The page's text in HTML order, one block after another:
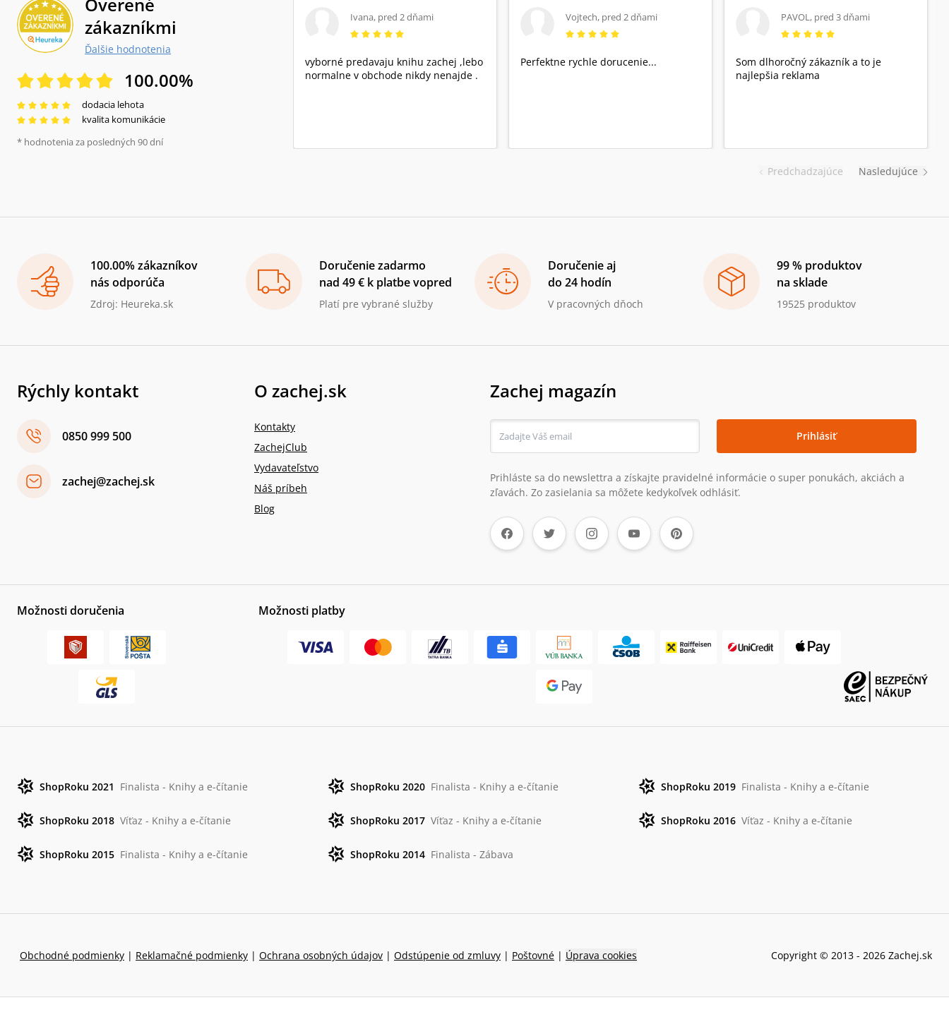
Overené
zákazníkmi
Ďalšie hodnotenia
100.00%
dodacia lehota
kvalita komunikácie
* hodnotenia za posledných 90 dní
Predchadzajúce
Ivana, pred 2 dňami
vyborné predavaju knihu zachej ,lebo
normalne v obchode nikdy nenajde .
Vojtech, pred 2 dňami
Perfektne rychle dorucenie...
PAVOL, pred 3 dňami
Som dlhoročný zákazník a to je
najlepšia reklama
Nasledujúce
100.00% zákazníkov
nás odporúča
Zdroj: Heureka.sk
Doručenie zadarmo
nad 49 € k platbe vopred
Platí pre vybrané služby
Doručenie aj
do 24 hodín
V pracovných dňoch
99 % produktov
na sklade
19525 produktov
Rýchly kontakt
0850 999 500
zachej@zachej.sk
O zachej.sk
Kontakty
ZachejClub
Vydavateľstvo
Náš príbeh
Blog
Zachej magazín
Prihlásiť
Prihláste sa do newslettra a získajte pravidelné informácie o super ponukách, akciách a
zľavách. Zo zasielania sa môžete kedykoľvek odhlásiť.
Možnosti doručenia Možnosti platby
ShopRoku 2021 Finalista - Knihy a e-čítanie ShopRoku 2020 Finalista - Knihy a e-čítanie ShopRoku 2019 Finalista - Knihy a e-čítanie
ShopRoku 2018 Víťaz - Knihy a e-čítanie ShopRoku 2017 Víťaz - Knihy a e-čítanie ShopRoku 2016 Víťaz - Knihy a e-čítanie
ShopRoku 2015 Finalista - Knihy a e-čítanie ShopRoku 2014 Finalista - Zábava
Obchodné podmienky | Reklamačné podmienky | Ochrana osobných údajov | Odstúpenie od zmluvy | Poštovné | Úprava cookies Copyright © 2013 - 2026 Zachej.sk